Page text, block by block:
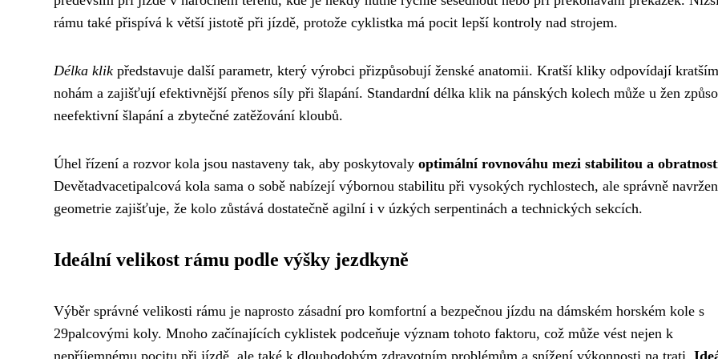
rámu také přispívá k větší jistotě při jízdě, protože cyklistka má pocit lepší kontroly nad strojem.
Délka klik představuje další parametr, který výrobci přizpůsobují ženské anatomii. Kratší kliky odpovídají kratším
nohám a zajišťují efektivnější přenos síly při šlapání. Standardní délka klik na pánských kolech může u žen
neefektivní šlapání a zbytečné zatěžování kloubů.
Úhel řízení a rozvor kola jsou nastaveny tak, aby poskytovaly optimální rovnováhu mezi stabilitou a
Devětadvacetipalcová kola sama o sobě nabízejí výbornou stabilitu při vysokých rychlostech, ale správně
geometrie zajišťuje, že kolo zůstává dostatečně agilní i v úzkých serpentinách a technických sekcích.
Ideální velikost rámu podle výšky jezdkyně
Výběr správné velikosti rámu je naprosto zásadní pro komfortní a bezpečnou jízdu na dámském horském kole s
29palcovými koly. Mnoho začínajících cyklistek podceňuje význam tohoto faktoru, což může vést nejen k
nepříjemnému pocitu při jízdě, ale také k dlouhodobým zdravotním problémům a snížení výkonnosti na trati.